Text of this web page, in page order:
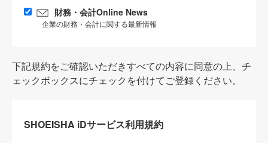
財務・会計Online News
企業の財務・会計に関する最新情報
下記規約をご確認いただきすべての内容に同意の上、チ
ェックボックスにチェックを付けてご登録ください。
SHOEISHA iDサービス利用規約